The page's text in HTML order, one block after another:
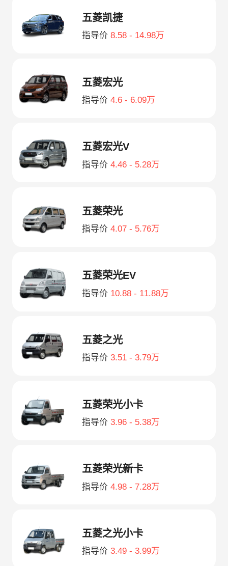
五菱凯捷
指导价 8.58 - 14.98万
五菱宏光
指导价 4.6 - 6.09万
五菱宏光V
指导价 4.46 - 5.28万
五菱荣光
指导价 4.07 - 5.76万
五菱荣光EV
指导价 10.88 - 11.88万
五菱之光
指导价 3.51 - 3.79万
五菱荣光小卡
指导价 3.96 - 5.38万
五菱荣光新卡
指导价 4.98 - 7.28万
五菱之光小卡
指导价 3.49 - 3.99万